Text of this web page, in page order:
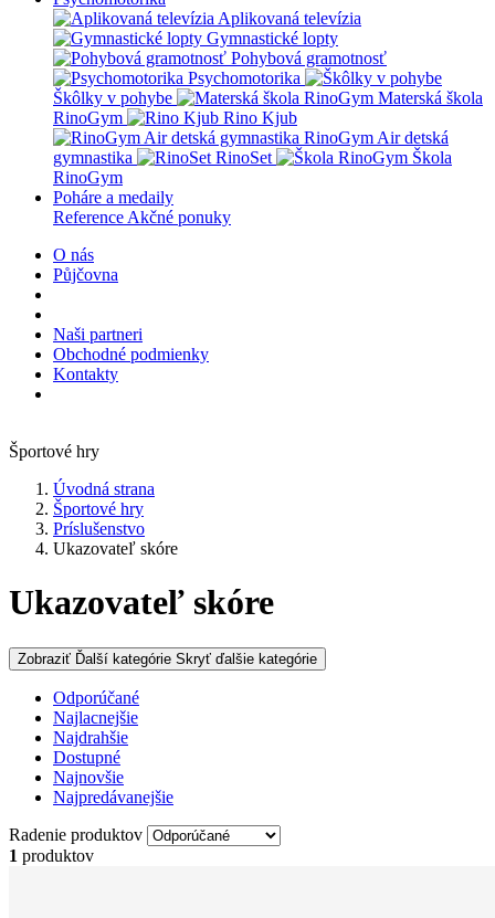
Aplikovaná televízia
Gymnastické lopty
Pohybová gramotnosť
Psychomotorika
Škôlky v pohybe
Materská škola
RinoGym
Rino Kjub
RinoGym Air detská
gymnastika
RinoSet
Škola
RinoGym
Poháre a medaily
Reference Akčné ponuky
O nás
Půjčovna
Naši partneri
Obchodné podmienky
Kontakty
Športové hry
Úvodná strana
Športové hry
Príslušenstvo
Ukazovateľ skóre
Ukazovateľ skóre
Zobraziť Ďalší kategórie Skryť ďalšie kategórie
Odporúčané
Najlacnejšie
Najdrahšie
Dostupné
Najnovšie
Najpredávanejšie
Radenie produktov
1 produktov